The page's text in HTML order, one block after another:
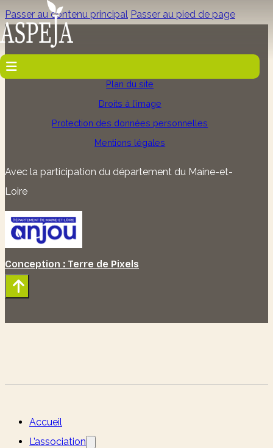
Passer au contenu principal Passer au pied de page
Plan du site
Droits à l’image
Protection des données personnelles
Mentions légales
Avec la participation du département du Maine-et-
Loire
Conception : Terre de Pixels
Accueil
L’association